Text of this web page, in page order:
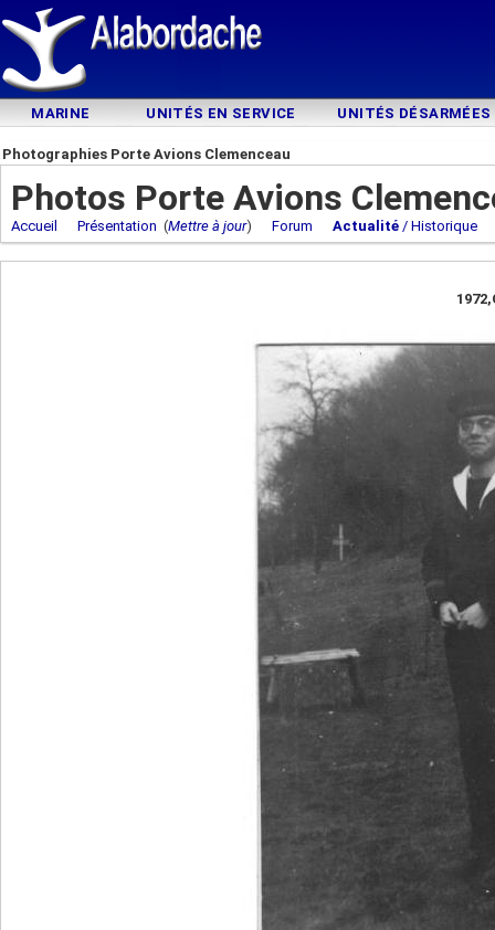
MARINE UNITÉS EN SERVICE UNITÉS DÉSARMÉES
Photographies Porte Avions Clemenceau
Photos Porte Avions
Accueil Présentation (Mettre à jour) Forum Actualité / Historique